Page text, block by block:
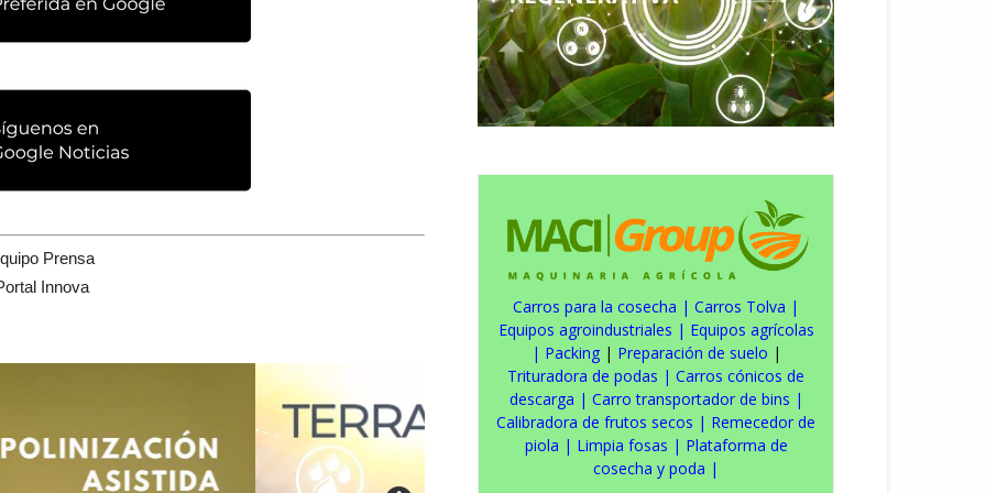
Prensa
Innova
Carros para la cosecha | Carros Tolva |
Equipos agroindustriales | Equipos agrícolas
| Packing| Preparación de suelo |
Trituradora de podas | Carros cónicos de
descarga | Carro transportador de bins |
Calibradora de frutos secos | Remecedor de
piola | Limpia fosas | Plataforma de
cosecha y poda |